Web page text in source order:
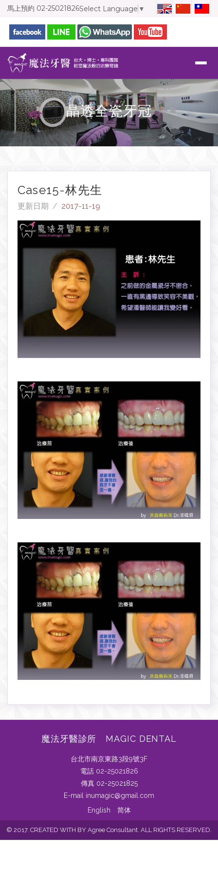
馬上預約 02-25021826Select Language ▼
晶透全瓷牙冠
Case15-林先生
更新日期 / 2017-11-19
魔法牙醫診所 MAGIC DENTAL
台北市南京東路3段9號3F
電話 02-25021826
傳真 02-25021825
E-mail inumagic@gmail.com
English
简体
© 2017. CREATED WITH BY Agree Consultant. ALL RIGHTS RESERVED.